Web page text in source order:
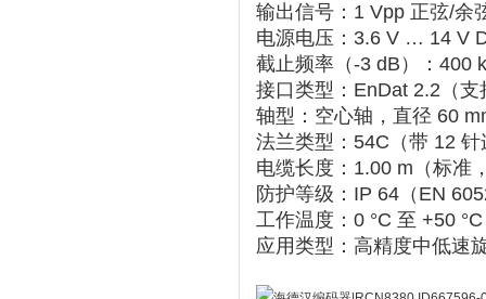
输出信号 ‌：‌ 1 Vpp 正弦/余
电源电压 ‌：‌ 3.6 V … 14 V
截止频率（-3 dB）
‌：‌ 400
接口类型 ‌：‌ EnDat 2.2 （
轴型 ‌：‌ 空心轴，直径 60
法兰类型 ‌：‌ 54C （带 12
电缆长度 ‌：‌ 1.00 m （标准
防护等级 ‌：‌ IP 64 （EN
工作温度 ‌：‌ 0 °C 至 +50 °C
应用类型 ：高精度中低速